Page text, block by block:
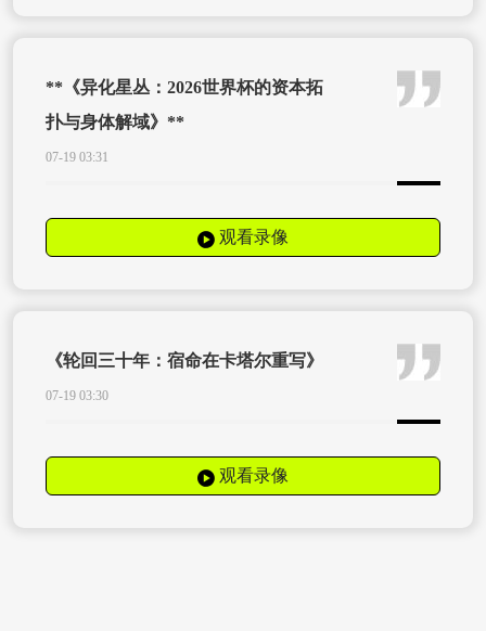
**《异化星丛：2026世界杯的资本拓
扑与身体解域》**
07-19 03:31
观看录像
《轮回三十年：宿命在卡塔尔重写》
07-19 03:30
观看录像